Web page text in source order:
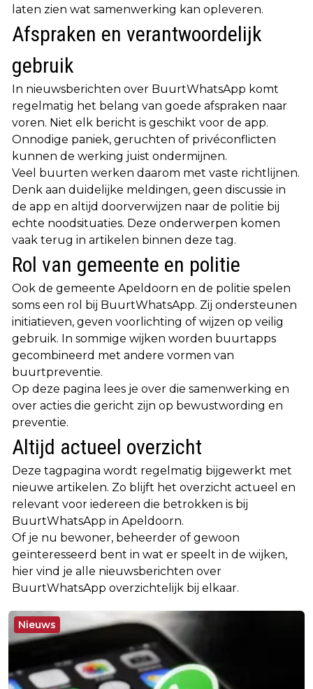
laten zien wat samenwerking kan opleveren.
Afspraken en verantwoordelijk
gebruik
In nieuwsberichten over BuurtWhatsApp komt
regelmatig het belang van goede afspraken naar
voren. Niet elk bericht is geschikt voor de app.
Onnodige paniek, geruchten of privéconflicten
kunnen de werking juist ondermijnen.
Veel buurten werken daarom met vaste richtlijnen.
Denk aan duidelijke meldingen, geen discussie in
de app en altijd doorverwijzen naar de politie bij
echte noodsituaties. Deze onderwerpen komen
vaak terug in artikelen binnen deze tag.
Rol van gemeente en politie
Ook de gemeente Apeldoorn en de politie spelen
soms een rol bij BuurtWhatsApp. Zij ondersteunen
initiatieven, geven voorlichting of wijzen op veilig
gebruik. In sommige wijken worden buurtapps
gecombineerd met andere vormen van
buurtpreventie.
Op deze pagina lees je over die samenwerking en
over acties die gericht zijn op bewustwording en
preventie.
Altijd actueel overzicht
Deze tagpagina wordt regelmatig bijgewerkt met
nieuwe artikelen. Zo blijft het overzicht actueel en
relevant voor iedereen die betrokken is bij
BuurtWhatsApp in Apeldoorn.
Of je nu bewoner, beheerder of gewoon
geïnteresseerd bent in wat er speelt in de wijken,
hier vind je alle nieuwsberichten over
BuurtWhatsApp overzichtelijk bij elkaar.
Nieuws